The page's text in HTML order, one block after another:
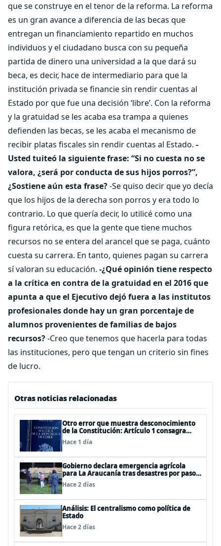
que se construye en el tenor de la reforma. La reforma
es un gran avance a diferencia de las becas que
entregan un financiamiento repartido en muchos
individuos y el ciudadano busca con su pequeña
partida de dinero una universidad a la que dará su
beca, es decir, hace de intermediario para que la
institución privada se financie sin rendir cuentas al
Estado por que fue una decisión ‘libre’. Con la reforma
y la gratuidad se les acaba esa trampa a quienes
defienden las becas, se les acaba el mecanismo de
recibir platas fiscales sin rendir cuentas al Estado. -
Usted tuiteó la siguiente frase: “Si no cuesta no se
valora, ¿será por conducta de sus hijos porros?”,
¿Sostiene aún esta frase?-Se quiso decir que yo decía
que los hijos de la derecha son porros y era todo lo
contrario. Lo que quería decir, lo utilicé como una
figura retórica, es que la gente que tiene muchos
recursos no se entera del arancel que se paga, cuánto
cuesta su carrera. En tanto, quienes pagan su carrera
sí valoran su educación. -¿Qué opinión tiene respecto
a la crítica en contra de la gratuidad en el 2016 que
apunta a que el Ejecutivo dejó fuera a las institutos
profesionales donde hay un gran porcentaje de
alumnos provenientes de familias de bajos
recursos?-Creo que tenemos que hacerla para todas
las instituciones, pero que tengan un criterio sin fines
de lucro.
Otras noticias relacionadas
Otro error que muestra desconocimiento
de la Constitución: Artículo 1 consagra
resguardar la seguridad nacional y
proteger a los ciudadanos
Hace 1 día
Gobierno declara emergencia agrícola
para La Araucanía tras desastres por pasos
de sistemas frontales
Hace 2 días
Análisis: El centralismo como política de
Estado
Hace 2 días